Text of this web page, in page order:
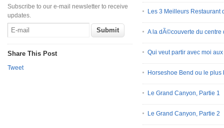
Subscribe to our e-mail newsletter to receive
updates.
Share This Post
Tweet
Les 3 Meilleurs Restaurant
A la dÃ©couverte du centre
Qui veut partir avec moi
Horseshoe Bend ou le plus
Le Grand Canyon, Partie 1
Le Grand Canyon, Partie 2